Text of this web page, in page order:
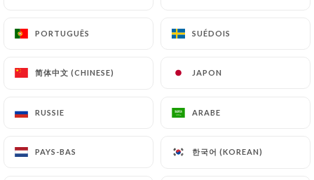
PORTUGUÊS SUÉDOIS
简体中文 (CHINESE) JAPON
RUSSIE ARABE
PAYS-BAS 한국어 (KOREAN)
Le Lotus Bleu
PORTUGUÊS SUÉDOIS
简体中文 (CHINESE) JAPON
RUSSIE ARABE
PAYS-BAS 한국어 (KOREAN)